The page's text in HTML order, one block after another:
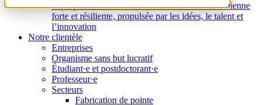
À propos de Mitacs : Créer une économie canadienne
forte et résiliente, propulsée par les idées, le talent et
l’innovation
Notre clientèle
Entreprises
Organisme sans but lucratif
Étudiant·e et postdoctorant·e
Professeur·e
Secteurs
Fabrication de pointe